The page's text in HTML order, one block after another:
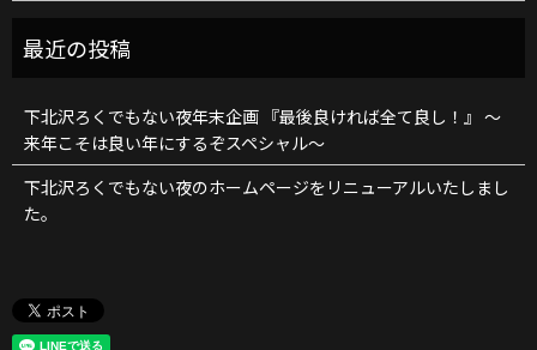
下北沢ろくでもない夜年末企画 『最後良ければ全て良し！』 ～
来年こそは良い年にするぞスペシャル～
下北沢ろくでもない夜のホームページをリニューアルいたしまし
た。